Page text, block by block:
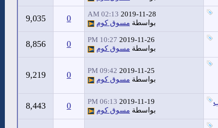
2019-11-28
02:13 AM
بواسطة مسوق كوم 0
9,035
2019-11-26
10:27 PM
بواسطة مسوق كوم 0
8,856
2019-11-25
09:42 PM
بواسطة مسوق كوم 0
9,219
2019-11-19
06:13 PM
بواسطة مسوق كوم 0
8,443